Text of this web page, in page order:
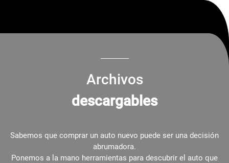
Archivos
descargables
Sabemos que comprar un auto nuevo puede ser una decisión
abrumadora.
Ponemos a la mano herramientas para descubrir el auto que